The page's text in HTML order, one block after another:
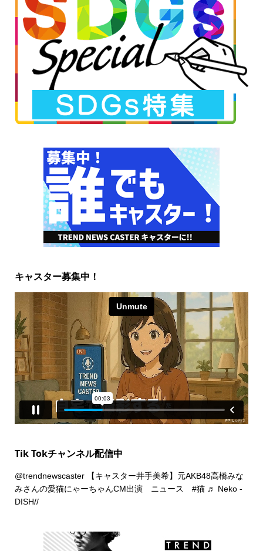
キャスター募集中！
Tik Tokチャンネル配信中
@trendnewscaster【キャスター井手美希】元AKB48高橋みな
みさんの愛猫にゃーちゃんCM出演 ニュース #猫 ♬ Neko -
DISH//